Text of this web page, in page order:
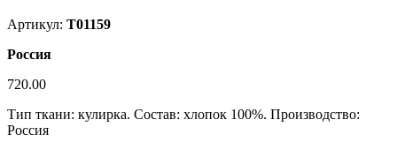
Артикул: Т01159
Россия
720.00
Тип ткани: кулирка. Состав: хлопок 100%. Производство:
Россия